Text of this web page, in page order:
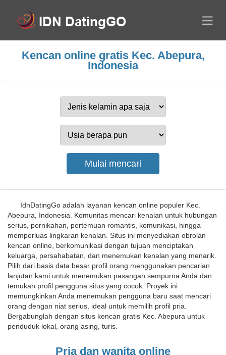
Kencan online gratis Kec. Abepura,
Indonesia
IdnDatingGo adalah layanan kencan online populer Kec.
Abepura, Indonesia. Komunitas mencari kenalan untuk hubungan
serius, pernikahan, pertemuan romantis, komunikasi, hingga
memperluas lingkaran kenalan. Situs ini menyediakan obrolan
kencan online, berkomunikasi dengan tujuan menciptakan
keluarga, persahabatan, dan menemukan kenalan yang menarik.
Pilih dari basis data besar profil orang menggunakan pencarian
lanjutan kami untuk menemukan pasangan sempurna Anda dan
temukan profil pengguna situs yang cocok. Proyek ini
memungkinkan Anda menemukan pengguna baru saat mencari
orang dengan niat serius, ideal untuk memilih profil pria.
Bergabunglah dengan situs kencan gratis Kec. Abepura untuk
penduduk lokal, orang asing, turis.
Pria dan wanita online